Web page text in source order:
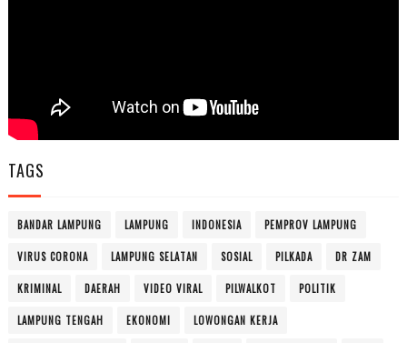
TAGS
BANDAR LAMPUNG LAMPUNG INDONESIA PEMPROV LAMPUNG
VIRUS CORONA LAMPUNG SELATAN SOSIAL PILKADA DR ZAM
KRIMINAL DAERAH VIDEO VIRAL PILWALKOT POLITIK
LAMPUNG TENGAH EKONOMI LOWONGAN KERJA